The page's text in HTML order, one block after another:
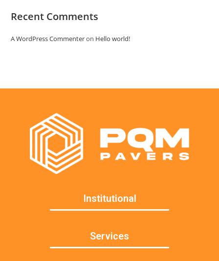
Recent Comments
A WordPress Commenteron Hello world!
Institutional
Services